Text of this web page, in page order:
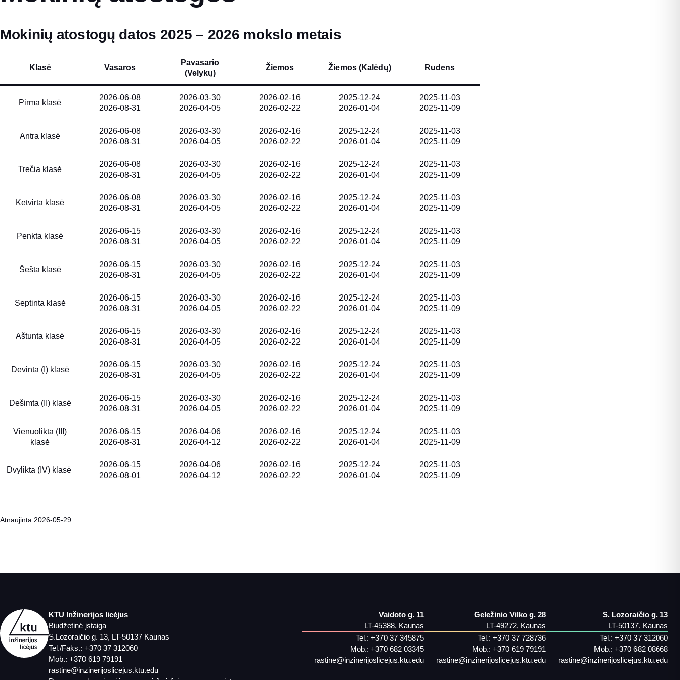
Mokinių atostogų datos 2025 – 2026 mokslo metais
Klasė Vasaros
Pavasario
(Velykų)
Žiemos Žiemos (Kalėdų) Rudens
Pirma klasė
2026-06-08
2026-08-31
2026-03-30
2026-04-05
2026-02-16
2026-02-22
2025-12-24
2026-01-04
2025-11-03
2025-11-09
Antra klasė
2026-06-08
2026-08-31
2026-03-30
2026-04-05
2026-02-16
2026-02-22
2025-12-24
2026-01-04
2025-11-03
2025-11-09
Trečia klasė
2026-06-08
2026-08-31
2026-03-30
2026-04-05
2026-02-16
2026-02-22
2025-12-24
2026-01-04
2025-11-03
2025-11-09
Ketvirta klasė
2026-06-08
2026-08-31
2026-03-30
2026-04-05
2026-02-16
2026-02-22
2025-12-24
2026-01-04
2025-11-03
2025-11-09
Penkta klasė
2026-06-15
2026-08-31
2026-03-30
2026-04-05
2026-02-16
2026-02-22
2025-12-24
2026-01-04
2025-11-03
2025-11-09
Šešta klasė
2026-06-15
2026-08-31
2026-03-30
2026-04-05
2026-02-16
2026-02-22
2025-12-24
2026-01-04
2025-11-03
2025-11-09
Septinta klasė
2026-06-15
2026-08-31
2026-03-30
2026-04-05
2026-02-16
2026-02-22
2025-12-24
2026-01-04
2025-11-03
2025-11-09
Aštunta klasė
2026-06-15
2026-08-31
2026-03-30
2026-04-05
2026-02-16
2026-02-22
2025-12-24
2026-01-04
2025-11-03
2025-11-09
Devinta (I) klasė
2026-06-15
2026-08-31
2026-03-30
2026-04-05
2026-02-16
2026-02-22
2025-12-24
2026-01-04
2025-11-03
2025-11-09
Dešimta (II) klasė
2026-06-15
2026-08-31
2026-03-30
2026-04-05
2026-02-16
2026-02-22
2025-12-24
2026-01-04
2025-11-03
2025-11-09
Vienuolikta (III)
klasė
2026-06-15
2026-08-31
2026-04-06
2026-04-12
2026-02-16
2026-02-22
2025-12-24
2026-01-04
2025-11-03
2025-11-09
Dvylikta (IV) klasė
2026-06-15
2026-08-01
2026-04-06
2026-04-12
2026-02-16
2026-02-22
2025-12-24
2026-01-04
2025-11-03
2025-11-09
Atnaujinta 2026-05-29
KTU Inžinerijos licėjus
Biudžetinė įstaiga
S.Lozoraičio g. 13, LT-50137 Kaunas
Tel./Faks.: +370 37 312060
Mob.: +370 619 79191
rastine@inzinerijoslicejus.ktu.edu
Vaidoto g. 11
LT-45388, Kaunas
Tel.: +370 37 345875
Mob.: +370 682 03345
rastine@inzinerijoslicejus.ktu.edu
Geležinio Vilko g. 28
LT-49272, Kaunas
Tel.: +370 37 728736
Mob.: +370 619 79191
rastine@inzinerijoslicejus.ktu.edu
S. Lozoraičio g. 13
LT-50137, Kaunas
Tel.: +370 37 312060
Mob.: +370 682 08668
rastine@inzinerijoslicejus.ktu.edu